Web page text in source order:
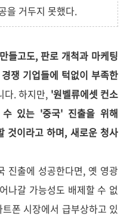
을 거두지 못했다.
들고도, 판로 개척과 마케팅
쟁 기업들에 턱없이 부족한
다. 하지만, '원벨류에셋 컨소
있는 '중국' 진출을 위해
것이라고 하며, 새로운 청사
진출에 성공한다면, 옛 영광
나갈 가능성도 배제할 수 없
폰 시장에서 급부상하고 있